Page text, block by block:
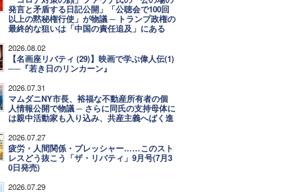
発言と矛盾する日記公開」「公聴会で100回
以上の黙秘権行使」が物議 ─ トランプ政権の
最終的な狙いは「中国の責任追及」にある
2026.08.02
【名画座リバティ (29)】映画で学ぶ偉人伝(1)
──『若き日のリンカーン』
2026.07.31
マムダニNY市長、裕福な不動産所有者の個
人情報公開で物議 ─ さらに同氏の支持母体に
は親中活動家も入り込み、共産主義へばく進
2026.07.27
疲労・人間関係・プレッシャー……このスト
レスどう抜こう「ザ・リバティ」9月号(7月3
0日発売)
2026.07.29